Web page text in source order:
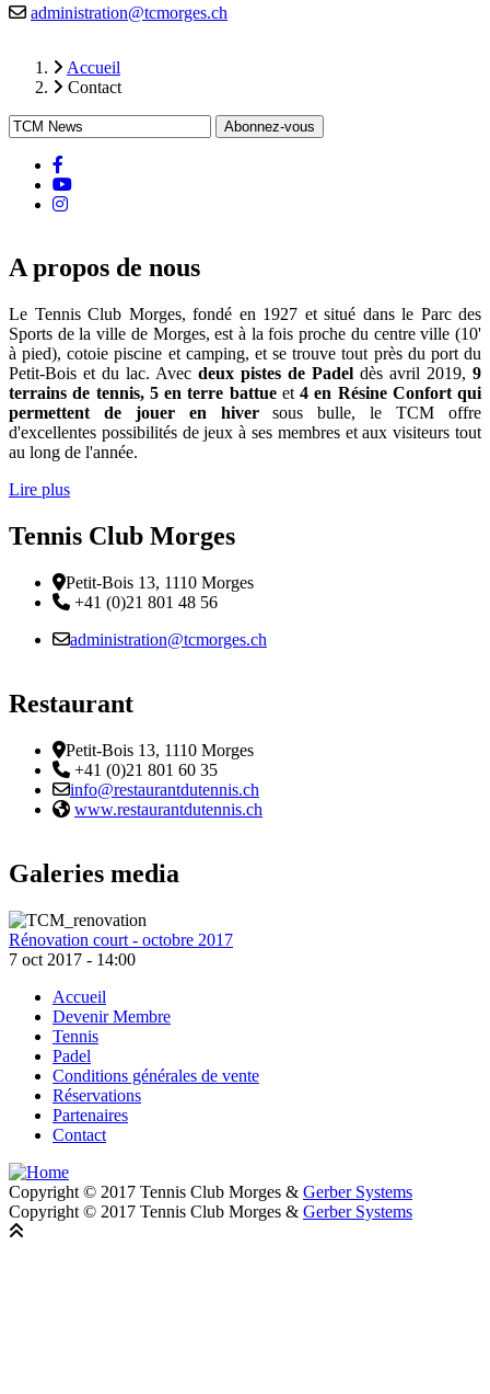
Email
administration@tcmorges.ch
Fil
d'Ariane
Accueil
Contact
Youtube
instagram
A propos de nous
Le Tennis Club Morges, fondé en 1927 et situé dans le Parc des
Sports de la ville de Morges, est à la fois proche du centre ville (10'
à pied), cotoie piscine et camping, et se trouve tout près du port du
Petit-Bois et du lac. Avec deux pistes de Padel dès avril 2019, 9
terrains de tennis, 5 en terre battueet 4 en Résine Confort qui
permettent de jouer en hiversous bulle, le TCM offre
d'excellentes possibilités de jeux à ses membres et aux visiteurs tout
au long de l'année.
Lire plus
Tennis Club Morges
Adresse
Petit-Bois 13, 1110 Morges
Téléphone:
+41 (0)21 801 48 56
Email :
administration@tcmorges.ch
Restaurant
Adresse
Petit-Bois 13, 1110 Morges
Téléphone:
+41 (0)21 801 60 35
Email :
info@restaurantdutennis.ch
Site web:
www.restaurantdutennis.ch
Galeries media
Rénovation court - octobre 2017
7 oct 2017 - 14:00
Footer
Accueil
Devenir Membre
Tennis
Padel
Conditions générales de vente
Réservations
Partenaires
Contact
Copyright © 2017 Tennis Club Morges & Gerber Systems
Copyright © 2017 Tennis Club Morges & Gerber Systems